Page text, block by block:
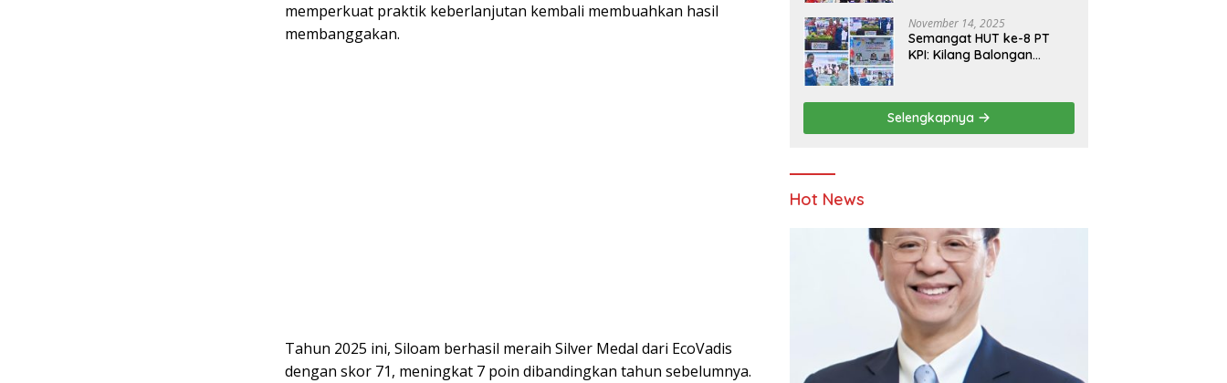
memperkuat praktik keberlanjutan kembali membuahkan hasil
membanggakan.
Tahun 2025 ini, Siloam berhasil meraih Silver Medal dari EcoVadis
dengan skor 71, meningkat 7 poin dibandingkan tahun sebelumnya.
November 14, 2025
Semangat HUT ke-8 PT
KPI: Kilang Balongan
Berbagi Bersama
Penyandang Disabilitas
dan Yayasan Pendidikan
Selengkapnya
Hot News